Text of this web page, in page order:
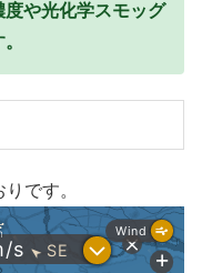
や光化学スモッグ
です。